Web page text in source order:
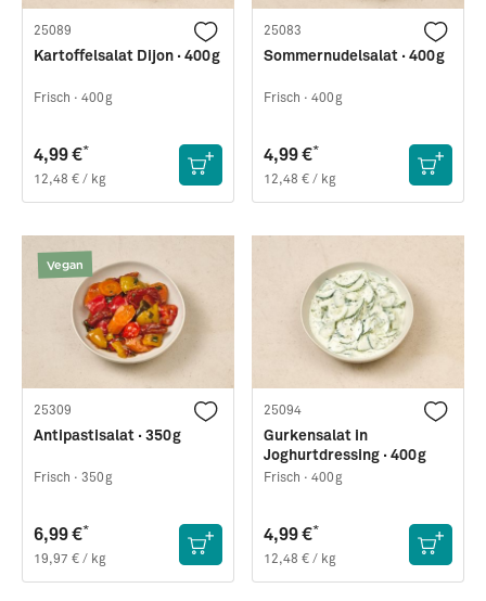
25089
Kartoffelsalat Dijon · 400g
Frisch · 400g
4,99 €*
12,48 € / kg
25083
Sommernudelsalat · 400g
Frisch · 400g
4,99 €*
12,48 € / kg
Vegan
25309
Antipastisalat · 350g
Frisch · 350g
6,99 €*
19,97 € / kg
25094
Gurkensalat in
Joghurtdressing · 400g
Frisch · 400g
4,99 €*
12,48 € / kg